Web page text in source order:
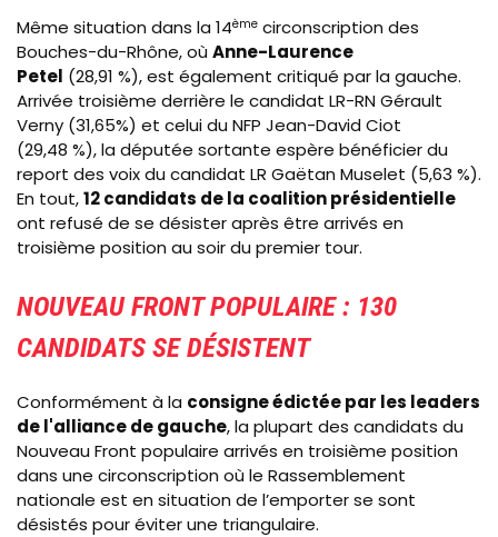
Même situation dans la 14ème circonscription des
Bouches-du-Rhône, où Anne-Laurence
Petel (28,91 %), est également critiqué par la gauche.
Arrivée troisième derrière le candidat LR-RN Gérault
Verny (31,65%) et celui du NFP Jean-David Ciot
(29,48 %), la députée sortante espère bénéficier du
report des voix du candidat LR Gaëtan Muselet (5,63 %).
En tout,12 candidats de la coalition présidentielle
ont refusé de se désister après être arrivés en
troisième position au soir du premier tour.
NOUVEAU FRONT POPULAIRE : 130
CANDIDATS SE DÉSISTENT
Conformément à la consigne édictée par les leaders
de l'alliance de gauche, la plupart des candidats du
Nouveau Front populaire arrivés en troisième position
dans une circonscription où le Rassemblement
nationale est en situation de l’emporter se sont
désistés pour éviter une triangulaire.